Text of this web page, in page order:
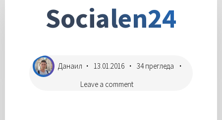
Socialen24
Данаил 13.01.2016
34 прегледа
Leave a comment